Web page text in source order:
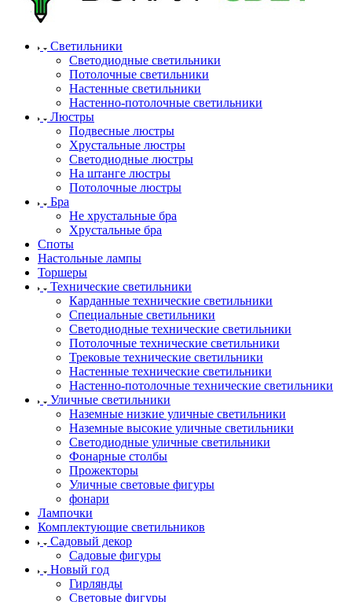
Светильники
Светодиодные светильники
Потолочные светильники
Настенные светильники
Настенно-потолочные светильники
Люстры
Подвесные люстры
Хрустальные люстры
Светодиодные люстры
На штанге люстры
Потолочные люстры
Бра
Не хрустальные бра
Хрустальные бра
Споты
Настольные лампы
Торшеры
Технические светильники
Карданные технические светильники
Специальные светильники
Светодиодные технические светильники
Потолочные технические светильники
Трековые технические светильники
Настенные технические светильники
Настенно-потолочные технические светильники
Уличные светильники
Наземные низкие уличные светильники
Наземные высокие уличные светильники
Светодиодные уличные светильники
Фонарные столбы
Прожекторы
Уличные световые фигуры
фонари
Лампочки
Комплектующие светильников
Садовый декор
Садовые фигуры
Новый год
Гирлянды
Световые фигуры